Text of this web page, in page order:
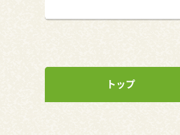
トップ